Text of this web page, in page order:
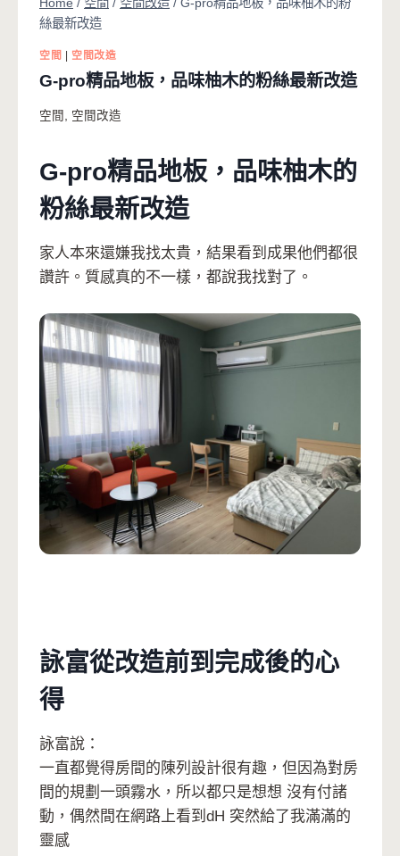
絲最新改造
空間 | 空間改造
G-pro精品地板，品味柚木的粉絲最新改造
空間 , 空間改造
G-pro精品地板，品味柚木的
粉絲最新改造
家人本來還嫌我找太貴，結果看到成果他們都很
讚許。質感真的不一樣，都說我找對了。
詠富從改造前到完成後的心
得
詠富說：
一直都覺得房間的陳列設計很有趣，但因為對房
間的規劃一頭霧水，所以都只是想想 沒有付諸
動，偶然間在網路上看到dH 突然給了我滿滿的
靈感